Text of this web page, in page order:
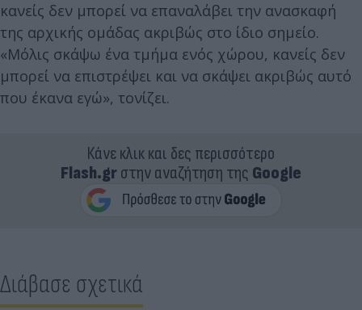
κανείς δεν μπορεί να επαναλάβει την ανασκαφή
της αρχικής ομάδας ακριβώς στο ίδιο σημείο.
«Μόλις σκάψω ένα τμήμα ενός χώρου, κανείς δεν
μπορεί να επιστρέψει και να σκάψει ακριβώς αυτό
που έκανα εγώ», τονίζει.
Κάνε κλικ και δες περισσότερο
Flash.grστην αναζήτηση της Google
Διάβασε σχετικά